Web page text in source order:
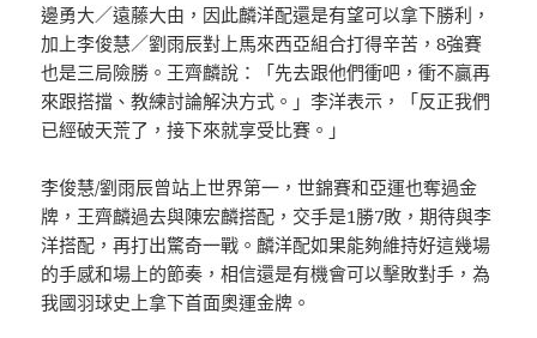
邊勇大／遠藤大由，因此麟洋配還是有望可以拿下勝利，
加上李俊慧／劉雨辰對上馬來西亞組合打得辛苦，8強賽
也是三局險勝。王齊麟說：「先去跟他們衝吧，衝不贏再
來跟搭擋、教練討論解決方式。」李洋表示，「反正我們
已經破天荒了，接下來就享受比賽。」
李俊慧/劉雨辰曾站上世界第一，世錦賽和亞運也奪過金
牌，王齊麟過去與陳宏麟搭配，交手是1勝7敗，期待與李
洋搭配，再打出驚奇一戰。麟洋配如果能夠維持好這幾場
的手感和場上的節奏，相信還是有機會可以擊敗對手，為
我國羽球史上拿下首面奧運金牌。